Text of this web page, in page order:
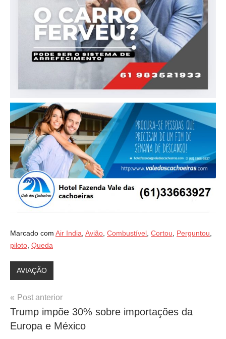
Marcado com Air India Avião Combustível Cortou Perguntou
piloto Queda
AVIAÇÃO
Navegação
de
Post
Post anterior
Trump impõe 30% sobre importações da
Europa e México